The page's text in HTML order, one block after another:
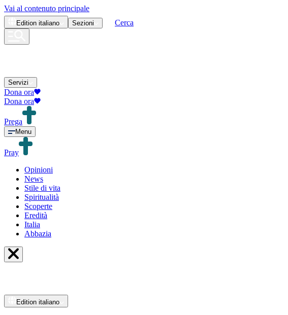
Vai al contenuto principale
Edition italiano Sezioni Cerca
Servizi
Dona ora
Dona ora
Prega
Menu
Pray
Opinioni
News
Stile di vita
Spiritualità
Scoperte
Eredità
Italia
Abbazia
Edition italiano